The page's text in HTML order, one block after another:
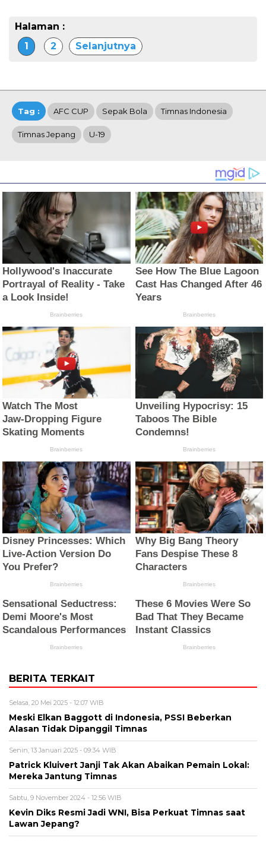
Halaman :
1
2 Selanjutnya
Tag : AFC CUP Sepak Bola Timnas Indonesia
Timnas Jepang U-19
BERITA TERKAIT
Selasa, 20 Mei 2025 - 12:07 WIB
Meski Elkan Baggott di Indonesia, PSSI Beberkan
Alasan Tidak Dipanggil Timnas
Senin, 13 Januari 2025 - 09:34 WIB
Patrick Kluivert Janji Tak Akan Abaikan Pemain Lokal:
Mereka Jantung Timnas
Sabtu, 9 November 2024 - 12:56 WIB
Kevin Diks Resmi Jadi WNI, Bisa Perkuat Timnas saat
Lawan Jepang?